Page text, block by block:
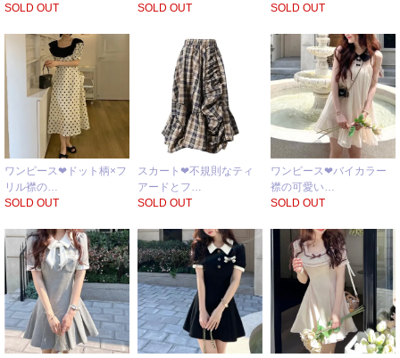
SOLD OUT
SOLD OUT
SOLD OUT
ワンピース❤ドット柄×フ
リル襟の…
SOLD OUT
スカート❤不規則なティ
アードとフ…
SOLD OUT
ワンピース❤バイカラー
襟の可愛い…
SOLD OUT